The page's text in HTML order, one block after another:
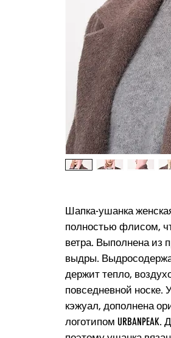
Шапка-ушанка
полностью флисом,
ветра. Выполнена
выдры.
держит тепло,
повседневной носке.
кэжуал, дополнена
логотипом